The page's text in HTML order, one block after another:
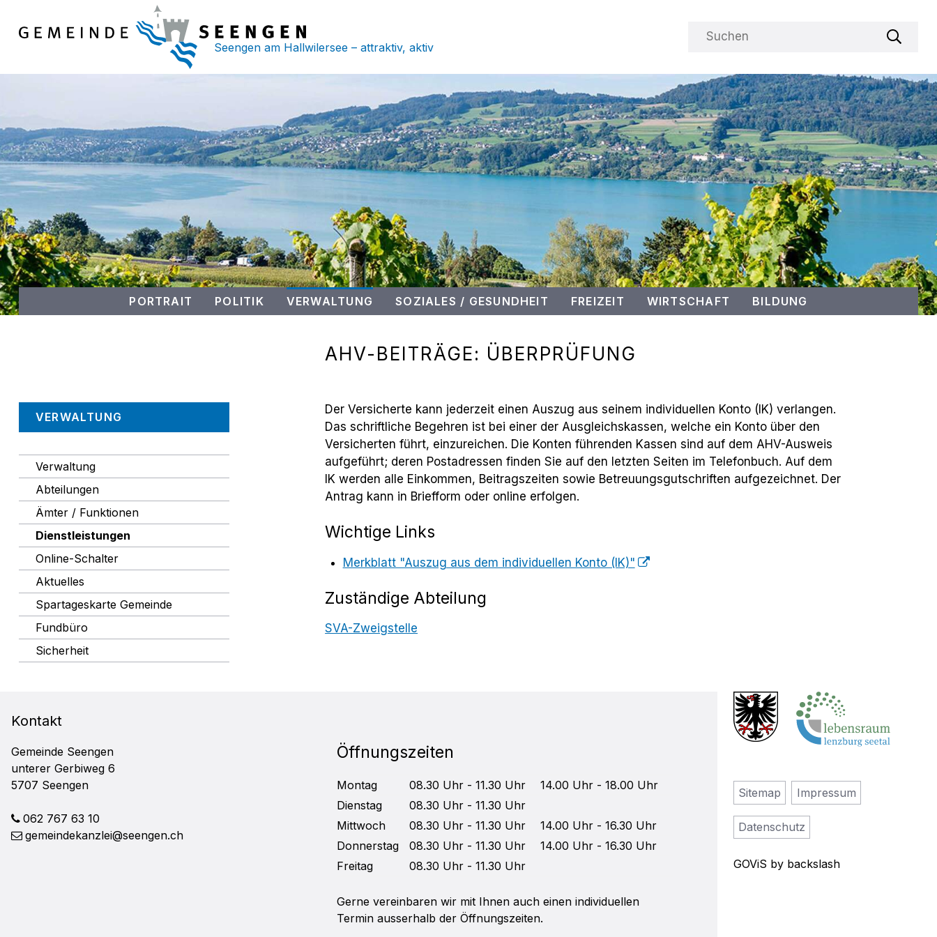
NAVIGIEREN IN DER GEMEINDE SEENGEN
Seengen am Hallwilersee – attraktiv, aktiv
Suchbegriff
Suche
HauptnavigationPORTRAIT POLITIK VERWALTUNG SOZIALES / GESUNDHEIT FREIZEIT WIRTSCHAFT BILDUNG
Navigation
VERWALTUNG
Verwaltung
Abteilungen
Ämter / Funktionen
Dienstleistungen
Online-Schalter
Aktuelles
Spartageskarte Gemeinde
Fundbüro
Sicherheit
AHV-BEITRÄGE: ÜBERPRÜFUNG
Der Versicherte kann jederzeit einen Auszug aus seinem individuellen Konto (IK) verlangen.
Das schriftliche Begehren ist bei einer der Ausgleichskassen, welche ein Konto über den
Versicherten führt, einzureichen. Die Konten führenden Kassen sind auf dem AHV-Ausweis
aufgeführt; deren Postadressen finden Sie auf den letzten Seiten im Telefonbuch. Auf dem
IK werden alle Einkommen, Beitragszeiten sowie Betreuungsgutschriften aufgezeichnet. Der
Antrag kann in Briefform oder online erfolgen.
Wichtige Links
Merkblatt "Auszug aus dem individuellen Konto (IK)"
Zuständige Abteilung
SVA-Zweigstelle
Kontakt
Gemeinde Seengen
unterer Gerbiweg 6
5707 Seengen
062 767 63 10
gemeindekanzlei@seengen.ch
Öffnungszeiten
Montag 08.30 Uhr - 11.30 Uhr
14.00 Uhr - 18.00 Uhr
Dienstag
08.30 Uhr - 11.30 Uhr
Mittwoch
08.30 Uhr - 11.30 Uhr
14.00 Uhr - 16.30 Uhr
Donnerstag 08.30 Uhr - 11.30 Uhr
14.00 Uhr - 16.30 Uhr
Freitag 08.30 Uhr - 11.30 Uhr
Gerne vereinbaren wir mit Ihnen auch einen individuellen
Termin ausserhalb der Öffnungszeiten.
Sitemap Impressum
Datenschutz
GOViS by backslash